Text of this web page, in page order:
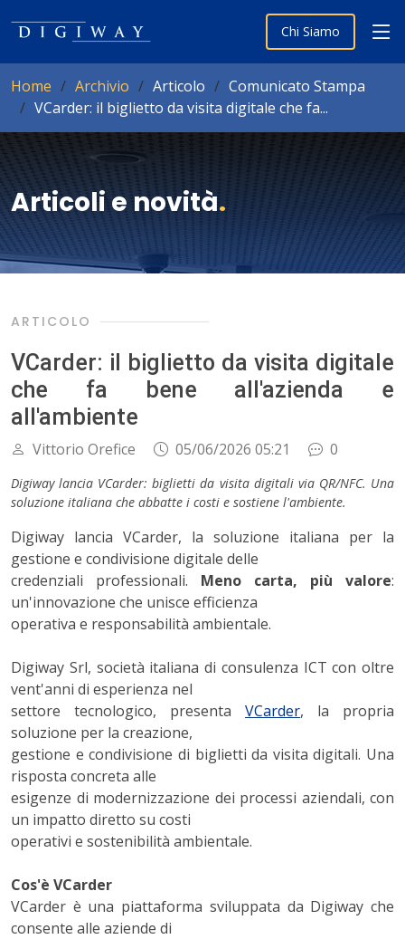
Chi Siamo
Home Archivio Articolo
Comunicato Stampa
VCarder: il biglietto da visita digitale che fa...
Articoli e novità.
ARTICOLO
VCarder: il biglietto da visita digitale
che fa bene all'azienda e
all'ambiente
Vittorio Orefice 05/06/2026 05:21 0
Digiway lancia VCarder: biglietti da visita digitali via QR/NFC. Una
soluzione italiana che abbatte i costi e sostiene l'ambiente.
Digiway lancia VCarder, la soluzione italiana per la
gestione e condivisione digitale delle
credenziali professionali. Meno carta, più valore:
un'innovazione che unisce efficienza
operativa e responsabilità ambientale.
Digiway Srl, società italiana di consulenza ICT con oltre
vent'anni di esperienza nel
settore tecnologico, presenta VCarder, la propria
soluzione per la creazione,
gestione e condivisione di biglietti da visita digitali. Una
risposta concreta alle
esigenze di modernizzazione dei processi aziendali, con
un impatto diretto su costi
operativi e sostenibilità ambientale.
Cos'è VCarder
VCarder è una piattaforma sviluppata da Digiway che
consente alle aziende di